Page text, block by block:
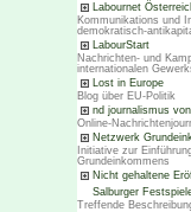
Labournet
Kommunikations und
demokratisch-
LabourStart
Nachrichten- und
internationalen
Lost in Europe
Blog über EU-Politik
nd journalismus
Online-
Netzwerk
Initiative zur
Grundeinkommens
Nicht gehaltene
Salburger
Treffende